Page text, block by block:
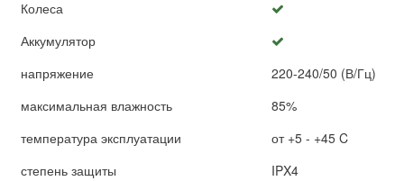
Колеса
Аккумулятор
напряжение
220-240/50 (В/Гц)
максимальная влажность
85%
температура эксплуатации
от +5 - +45 C
степень защиты
IPX4